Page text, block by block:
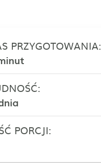
PRZYGOTOWANIA:
PORCJI: